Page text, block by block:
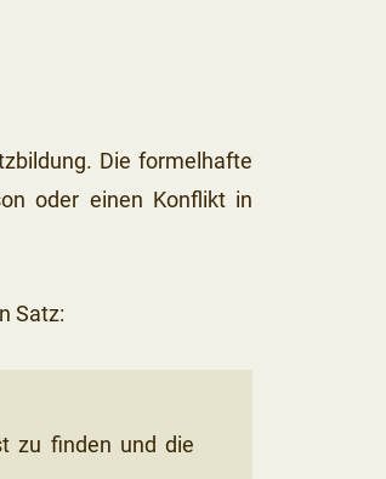
Die formelhafte
oder einen Konflikt in
Satz:
zu finden und die